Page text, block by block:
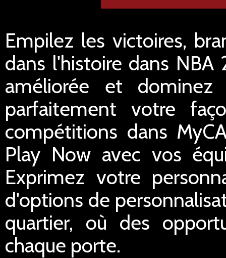
Empilez les victoires,
dans l'histoire dans NBA
améliorée et
parfaitement votre
compétitions dans
Play Now avec vos
Exprimez votre
d'options de
quartier, où des
chaque porte.